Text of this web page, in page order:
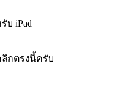
iPad
กตรงนี้ครับ